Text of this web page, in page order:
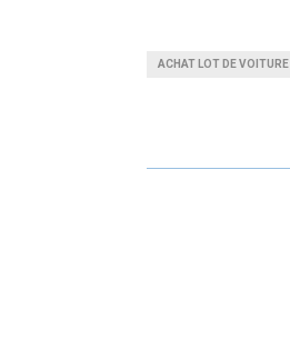
O
ACHAT LOT DE VOITURE